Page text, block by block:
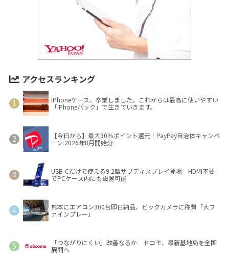
アクセスランキング
iPhoneケース、卒業しました。これからは最高に使いやすい
「iPhoneバック」で生きていきます。
【今日から】最大30％ポイント還元！PayPay自治体キャンペ
ーン 2026年8月開始分
USB-Cだけで使える9.2型サブディスプレイ登場 HDMI不要
でPCケース内にも設置可能
熊本にエアコン300台即日納品、ビックカメラに称賛「大フ
ァインプレー」
「つながりにくい」改善なるか ドコモ、最新基地局を全国
展開へ